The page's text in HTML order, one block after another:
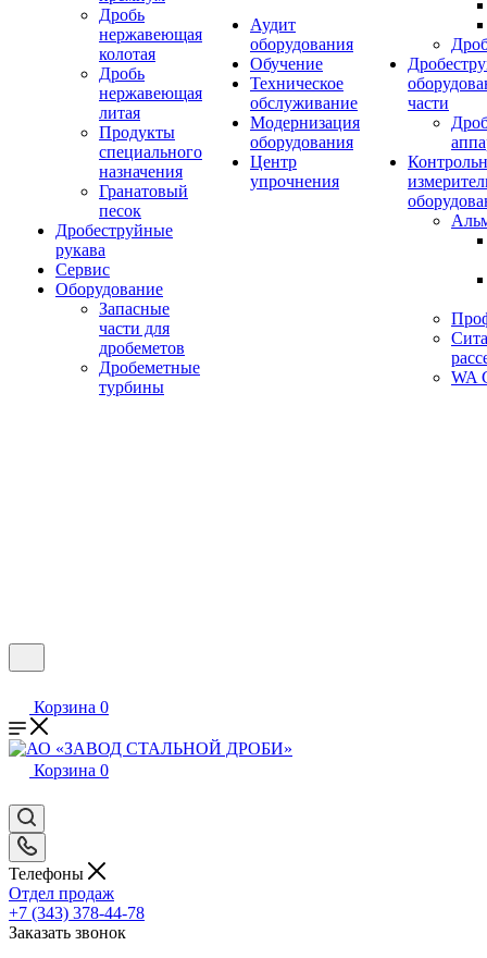
Дробь
нержавеющая
колотая
Дробь
нержавеющая
литая
Продукты
специального
назначения
Гранатовый
песок
Дробеструйные
рукава
Сервис
Оборудование
Запасные
части для
дробеметов
Дробеметные
турбины
Аудит
оборудования
Обучение
Техническое
обслуживание
Модернизация
оборудования
Центр
упрочнения
части
WA
Корзина 0
Корзина 0
Телефоны
Отдел продаж
+7 (343) 378-44-78
Заказать звонок